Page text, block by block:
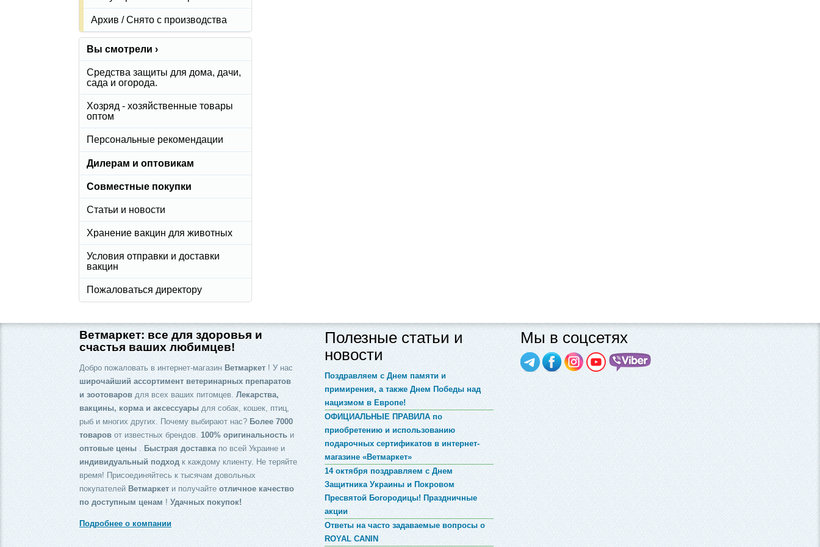
Архив / Снято с производства
Вы смотрели ›
Средства защиты для дома, дачи,
сада и огорода.
Хозряд - хозяйственные товары
оптом
Персональные рекомендации
Дилерам и оптовикам
Совместные покупки
Статьи и новости
Хранение вакцин для животных
Условия отправки и доставки
вакцин
Пожаловаться директору
Ветмаркет: все для здоровья и
счастья ваших любимцев!
Добро пожаловать в интернет-магазин Ветмаркет ! У нас
широчайший ассортимент ветеринарных препаратов
и зоотоваров для всех ваших питомцев. Лекарства,
вакцины, корма и аксессуары для собак, кошек, птиц,
рыб и многих других. Почему выбирают нас? Более 7000
товаров от известных брендов. 100% оригинальность и
оптовые цены
Быстрая доставка по всей Украине и
индивидуальный подход к каждому клиенту. Не теряйте
время! Присоединяйтесь к тысячам довольных
покупателей Ветмаркет и получайте отличное качество
по доступным ценам ! Удачных покупок!
Подробнее о компании
Полезные статьи и
новости
Поздравляем с Днем памяти и
примирения, а также Днем Победы над
нацизмом в Европе!
ОФИЦИАЛЬНЫЕ ПРАВИЛА по
приобретению и использованию
подарочных сертификатов в интернет-
магазине «Ветмаркет»
14 октября поздравляем с Днем
Защитника Украины и Покровом
Пресвятой Богородицы! Праздничные
акции
Ответы на часто задаваемые вопросы о
ROYAL CANIN
Мы в соцсетях